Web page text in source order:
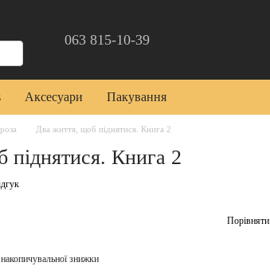
063 815-10-39
Аксесуари Пакування
Два життя, щоб піднятися. Книга 2
Книга 2
Порівняти
знижки